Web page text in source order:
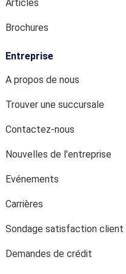
Articles
Brochures
Entreprise
A propos de nous
Trouver une succursale
Contactez-nous
Nouvelles de l'entreprise
Evénements
Carrières
Sondage satisfaction client
Demandes de crédit